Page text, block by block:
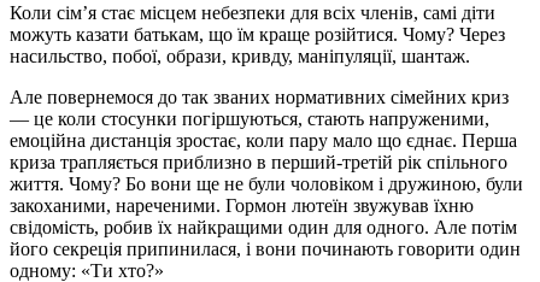
Коли сім’я стає місцем небезпеки для всіх членів, самі діти
можуть казати батькам, що їм краще розійтися. Чому? Через
насильство, побої, образи, кривду, маніпуляції, шантаж.
Але повернемося до так званих нормативних сімейних криз
— це коли стосунки погіршуються, стають напруженими,
емоційна дистанція зростає, коли пару мало що єднає. Перша
криза трапляється приблизно в перший-третій рік спільного
життя. Чому? Бо вони ще не були чоловіком і дружиною, були
закоханими, нареченими. Гормон лютеїн звужував їхню
свідомість, робив їх найкращими один для одного. Але потім
його секреція припинилася, і вони починають говорити один
одному: «Ти хто?»